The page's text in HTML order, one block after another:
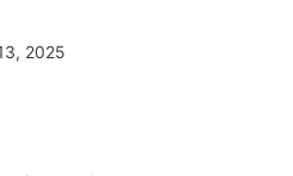
2025